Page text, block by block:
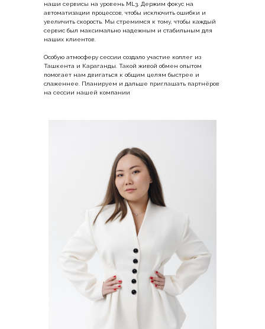
наши сервисы на уровень ML3. Держим фокус на
автоматизации процессов, чтобы исключить ошибки и
увеличить скорость. Мы стремимся к тому, чтобы каждый
сервис был максимально надежным и стабильным для
наших клиентов.
Особую атмосферу сессии создало участие коллег из
Ташкента и Караганды. Такой живой обмен опытом
помогает нам двигаться к общим целям быстрее и
слаженнее. Планируем и дальше приглашать партнёров
на сессии нашей компании